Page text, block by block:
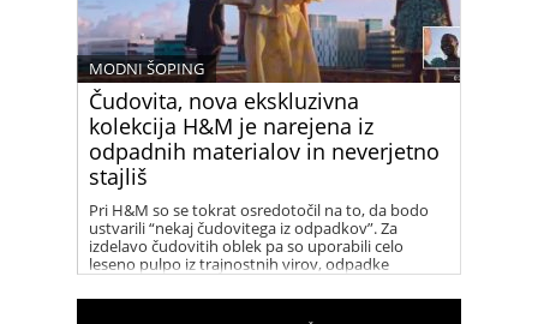
Čudovita, nova ekskluzivna
kolekcija H&M je narejena iz
odpadnih materialov in neverjetno
stajliš
MODNI ŠOPING
Pri H&M so se tokrat osredotočil na to, da bodo
ustvarili “nekaj čudovitega iz odpadkov”. Za
izdelavo čudovitih oblek pa so uporabili celo
leseno pulpo iz trajnostnih virov, odpadke
pridelkov konoplje in grozdne lupine, ki so stranski
produkt pri pridelovanju vina.